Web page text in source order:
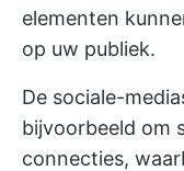
elementen
op uw publiek.
De sociale-
bijvoorbeeld om
connecties,